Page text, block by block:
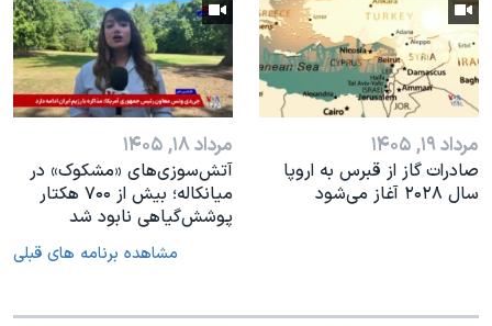
مرداد ۱۹, ۱۴۰۵
صادرات گاز از قبرس به اروپا
سال ۲۰۲۸ آغاز می‌شود
مرداد ۱۸, ۱۴۰۵
آتش‌سوزی‌های «مشکوک» در
میانکاله؛ بیش از ۷۰۰ هکتار
پوشش‌گیاهی نابود شد
مشاهده برنامه های قبلی